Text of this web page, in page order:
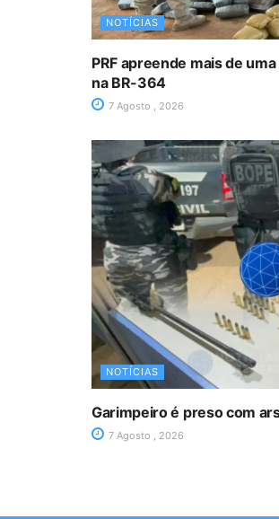
NOTÍCIAS
PRF apreende mais de
na BR-364
7 Agosto , 2026
NOTÍCIAS
Garimpeiro é preso com
7 Agosto , 2026